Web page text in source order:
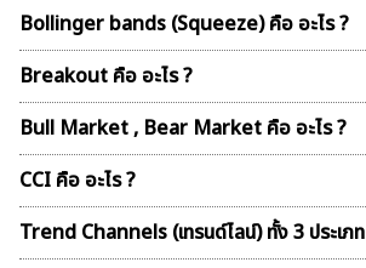
Bollinger bands (Squeeze) คือ อะไร ?
Breakout คือ อะไร ?
Bull Market , Bear Market คือ อะไร ?
CCI คือ อะไร ?
Trend Channels (เทรนด์ไลน์) ทั้ง 3 ประเภท